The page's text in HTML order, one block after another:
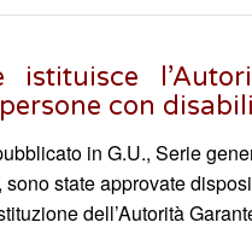
con
in G.U., Serie
state approvate
dell’Autorità